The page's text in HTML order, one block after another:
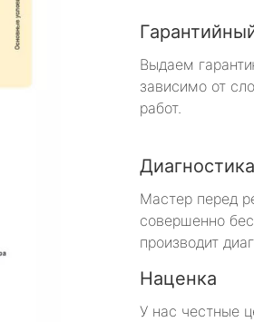
Выдаем
зависимо от
работ.
Диагностика
Мастер перед
совершенно
производит
Наценка
У нас честные